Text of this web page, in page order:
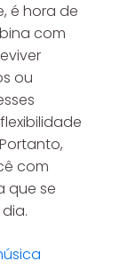
é hora de
com
ou
com
que se